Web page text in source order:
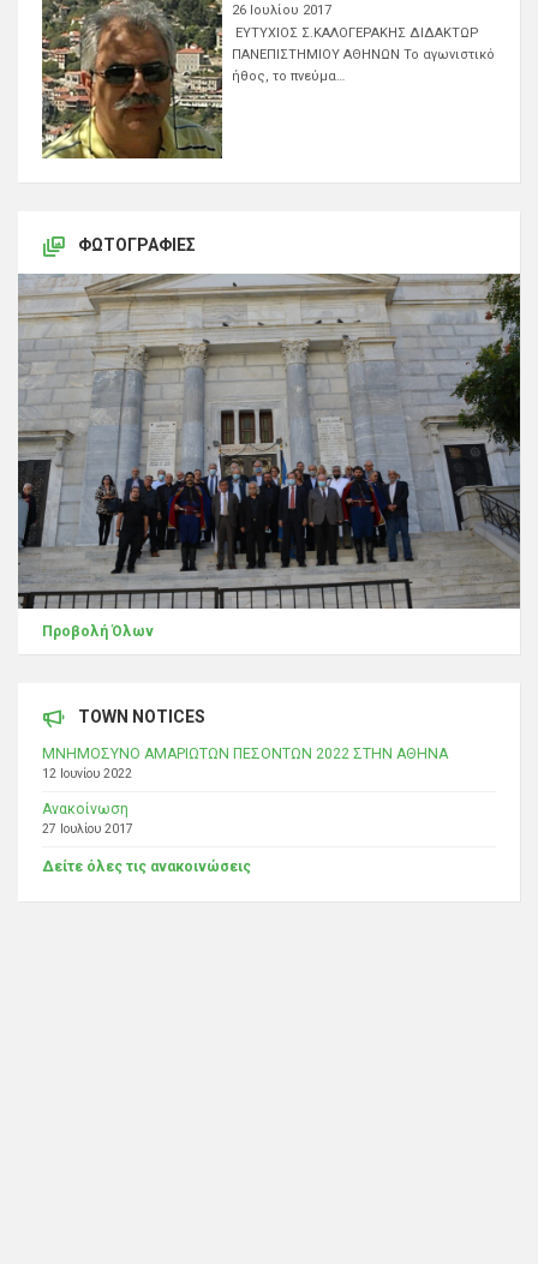
26 Ιουλίου 2017
ΕΥΤΥΧΙΟΣ Σ.ΚΑΛΟΓΕΡΑΚΗΣ ΔΙΔΑΚΤΩΡ
ΠΑΝΕΠΙΣΤΗΜΙΟΥ ΑΘΗΝΩΝ Το αγωνιστικό
ήθος, το πνεύμα…
ΦΩΤΟΓΡΑΦΊΕΣ
Προβολή Όλων
TOWN NOTICES
ΜΝΗΜΟΣΥΝΟ ΑΜΑΡΙΩΤΩΝ ΠΕΣΟΝΤΩΝ 2022 ΣΤΗΝ ΑΘΗΝΑ
12 Ιουνίου 2022
Ανακοίνωση
27 Ιουλίου 2017
Δείτε όλες τις ανακοινώσεις